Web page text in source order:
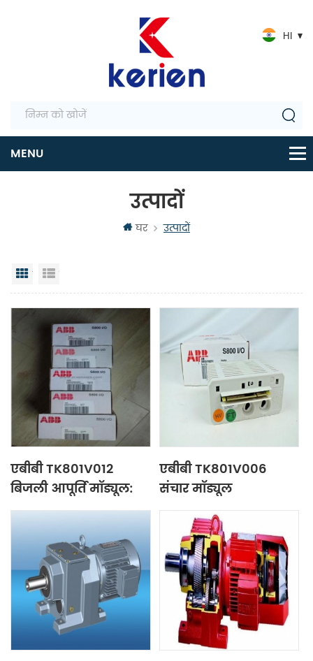
HI
उत्पादों
घर उत्पादों
जालक दृश्य
एबीबी TK801V012
बिजली आपूर्ति मॉड्यूल:
एबीबी TK801V006
संचार मॉड्यूल